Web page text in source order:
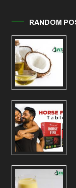
RANDOM